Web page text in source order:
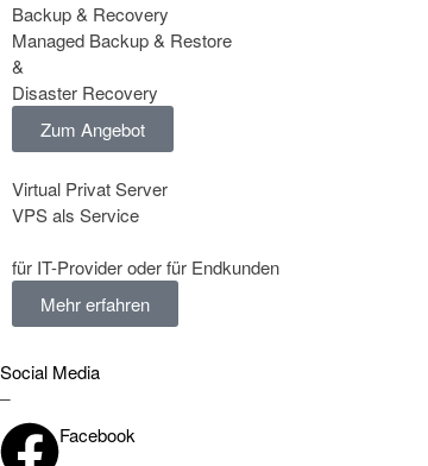
Backup & Recovery
Managed Backup & Restore
&
Disaster Recovery
Zum Angebot
Virtual Privat Server
VPS als Service
für IT-Provider oder für Endkunden
Mehr erfahren
Social Media
Facebook